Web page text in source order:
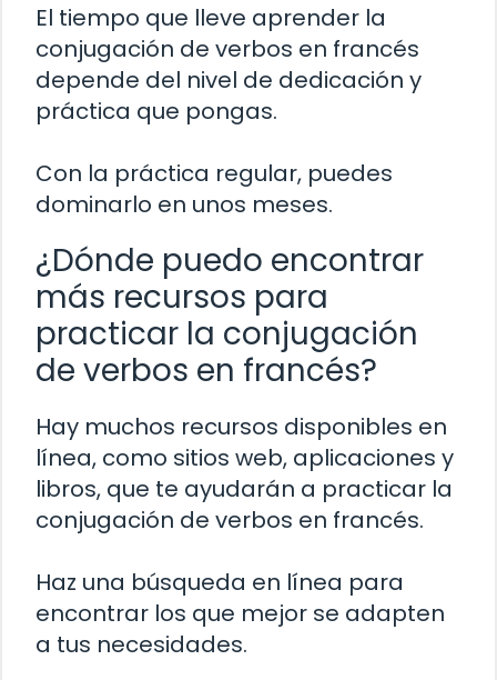
El tiempo que lleve aprender la
conjugación de verbos en francés
depende del nivel de dedicación y
práctica que pongas.
Con la práctica regular, puedes
dominarlo en unos meses.
¿Dónde puedo encontrar
más recursos para
practicar la conjugación
de verbos en francés?
Hay muchos recursos disponibles en
línea, como sitios web, aplicaciones y
libros, que te ayudarán a practicar la
conjugación de verbos en francés.
Haz una búsqueda en línea para
encontrar los que mejor se adapten
a tus necesidades.